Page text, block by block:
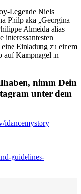
Legende Niels
Philp aka „Georgina
Almeida alias
interessantesten
Einladung zu einem
auf Kampnagel in
nimm Dein
unter dem
idancemystory
guidelines-